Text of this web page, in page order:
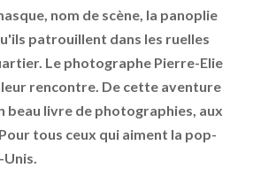
nom de scène, la panoplie
patrouillent dans les ruelles
Le photographe Pierre-Elie
leur rencontre. De cette aventure
beau livre de photographies, aux
tous ceux qui aiment la pop-